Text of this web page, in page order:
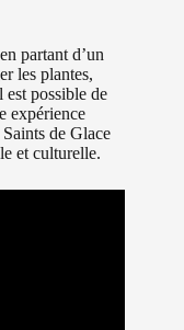
partant d’un
les plantes,
est possible de
expérience
de Glace
et culturelle.